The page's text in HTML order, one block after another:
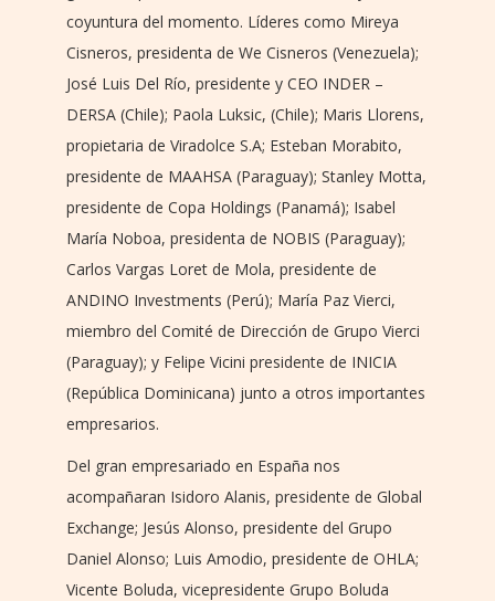
coyuntura del momento. Líderes como Mireya
Cisneros, presidenta de We Cisneros (Venezuela);
José Luis Del Río, presidente y CEO INDER –
DERSA (Chile); Paola Luksic, (Chile); Maris Llorens,
propietaria de Viradolce S.A; Esteban Morabito,
presidente de MAAHSA (Paraguay); Stanley Motta,
presidente de Copa Holdings (Panamá); Isabel
María Noboa, presidenta de NOBIS (Paraguay);
Carlos Vargas Loret de Mola, presidente de
ANDINO Investments (Perú); María Paz Vierci,
miembro del Comité de Dirección de Grupo Vierci
(Paraguay); y Felipe Vicini presidente de INICIA
(República Dominicana) junto a otros importantes
empresarios.
Del gran empresariado en España nos
acompañaran Isidoro Alanis, presidente de Global
Exchange; Jesús Alonso, presidente del Grupo
Daniel Alonso; Luis Amodio, presidente de OHLA;
Vicente Boluda, vicepresidente Grupo Boluda